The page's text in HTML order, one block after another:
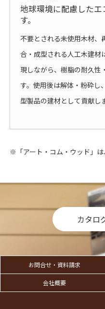
地球環境に配慮したエ
す。
不要とされる未使用木材、
合・成型される人工木建材
現しながら、樹脂の耐久性
す。使用後は解体・粉砕し
型製品の建材として貢献し
※「アート・コム・ウッド」は
カタロ
お問合せ・資料請求
会社概要